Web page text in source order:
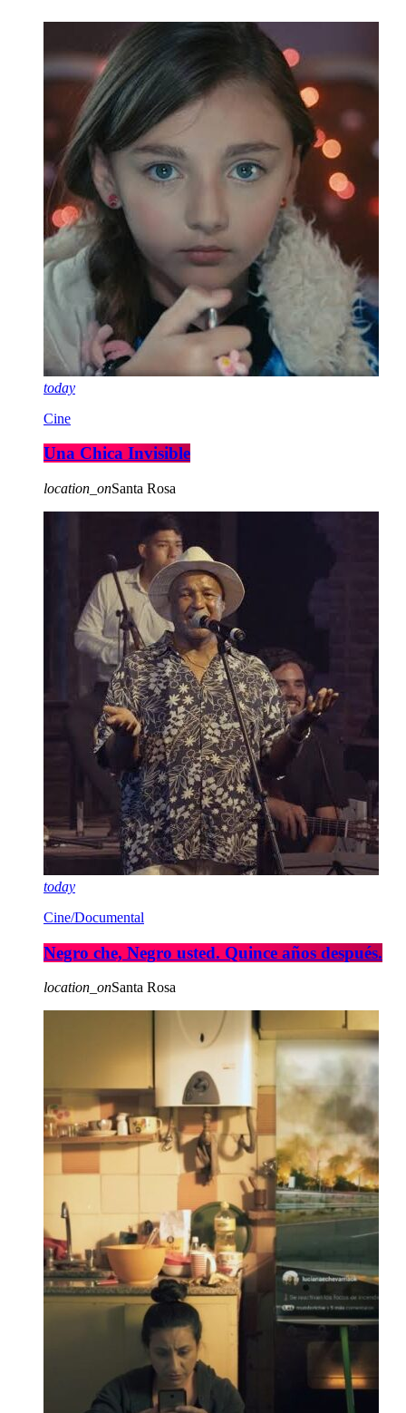
today
Cine
Una Chica Invisible
location_onSanta Rosa
today
Cine/Documental
Negro che, Negro usted. Quince años después.
location_onSanta Rosa